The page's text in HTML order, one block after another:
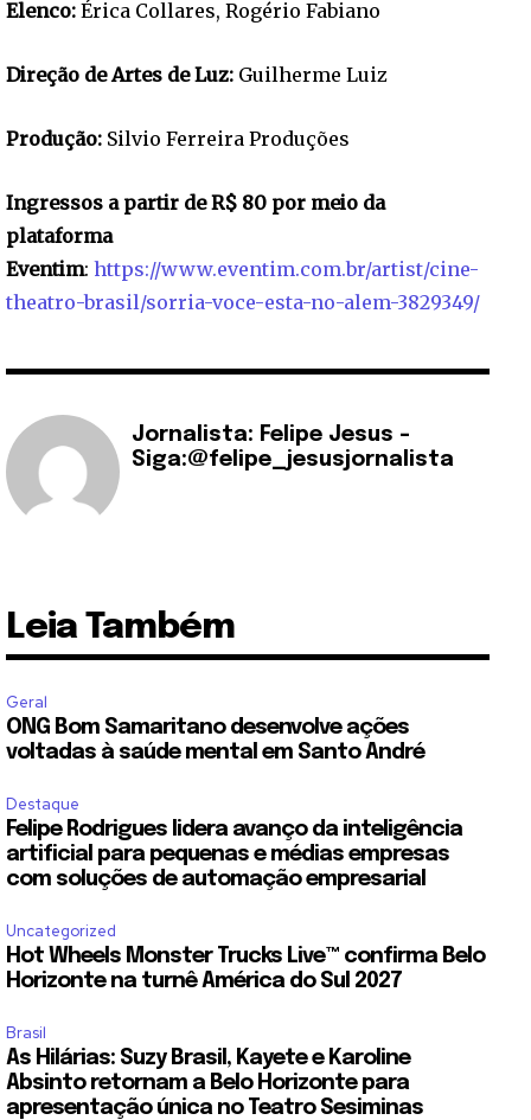
Elenco: Érica Collares, Rogério Fabiano
Direção de Artes de Luz: Guilherme Luiz
Produção: Silvio Ferreira Produções
Ingressos a partir de R$ 80 por meio da
plataforma
Eventim: https://www.eventim.com.br/artist/cine-
theatro-brasil/sorria-voce-esta-no-alem-3829349/
Jornalista: Felipe Jesus -
Siga:@felipe_jesusjornalista
Leia Também
Geral
ONG Bom Samaritano desenvolve ações
voltadas à saúde mental em Santo André
Destaque
Felipe Rodrigues lidera avanço da inteligência
artificial para pequenas e médias empresas
com soluções de automação empresarial
Uncategorized
Hot Wheels Monster Trucks Live™ confirma Belo
Horizonte na turnê América do Sul 2027
Brasil
As Hilárias: Suzy Brasil, Kayete e Karoline
Absinto retornam a Belo Horizonte para
apresentação única no Teatro Sesiminas